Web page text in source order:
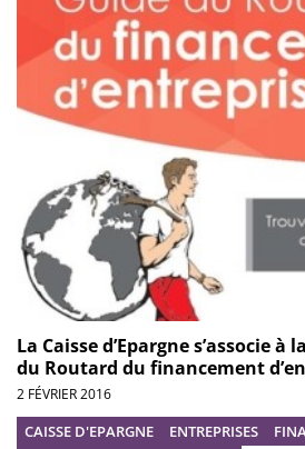
La Caisse d’Epargne s’associe
du Routard du financement
2 FÉVRIER 2016
CAISSE D'EPARGNE ENTREPRISES